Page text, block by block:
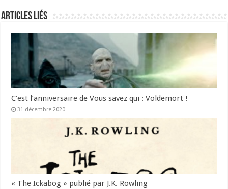
Articles liés
C’est l’anniversaire de Vous savez qui : Voldemort !
31 décembre 2020
« The Ickabog » publié par J.K. Rowling